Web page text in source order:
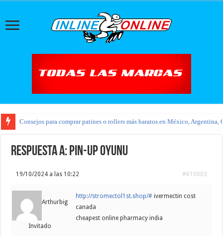
Consejos para comprar patines o rollers más baratos en México, Argentina,
Respuesta a: pin-up oyunu
19/10/2024 a las 10:22 #610003
Arthurbig
Invitado
http://stromectol1st.shop/# ivermectin cost
canada
cheapest online pharmacy india